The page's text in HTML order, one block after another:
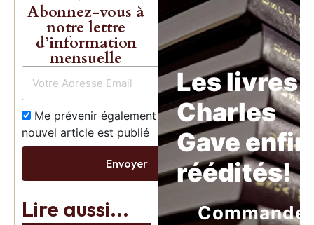
Abonnez-vous à
notre lettre
d’information
mensuelle
Me prévenir également dès qu’un
nouvel article est publié
Envoyer
Lire aussi...
Les livres
Charles
Gave enfin
réédités!